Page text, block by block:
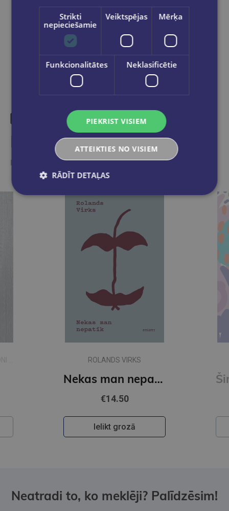
Dalies sociālajos tīklos:
Līdzīgas preces
Ieskaties, varbūt noder
ROLANDS VIRKS
Nekas man nepatīk
€14.50
Ielikt grozā
Neatradi to, ko meklēji? Palīdzēsim!
Strikti
nepieciešamie
Veiktspējas Mērķa
Funkcionalitātes Neklasificētie
PIEKRIST VISIEM
ATTEIKTIES NO VISIEM
RĀDĪT DETAĻAS